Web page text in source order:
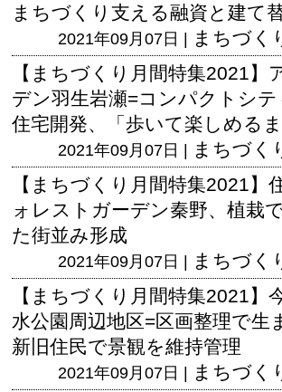
まちづくり支える融資と建て
2021年09月07日 | まちづく
【まちづくり月間特集2021】
デン羽生岩瀬=コンパクトシテ
住宅開発、「歩いて楽しめる
2021年09月07日 | まちづく
【まちづくり月間特集2021】
ォレストガーデン秦野、植栽
た街並み形成
2021年09月07日 | まちづく
【まちづくり月間特集2021】
水公園周辺地区=区画整理で生
新旧住民で景観を維持管理
2021年09月07日 | まちづく